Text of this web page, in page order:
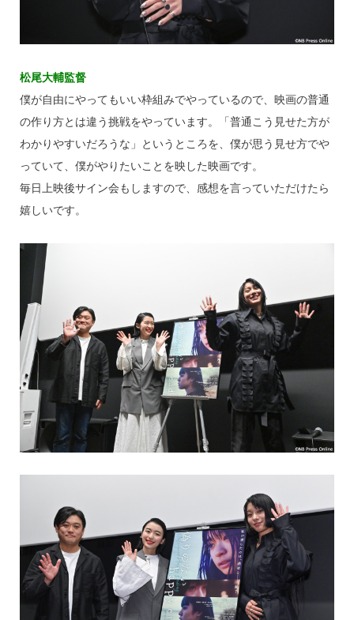
松尾大輔監督
僕が自由にやってもいい枠組みでやっているので、映画の普通
の作り方とは違う挑戦をやっています。「普通こう見せた方が
わかりやすいだろうな」というところを、僕が思う見せ方でや
っていて、僕がやりたいことを映した映画です。
毎日上映後サイン会もしますので、感想を言っていただけたら
嬉しいです。